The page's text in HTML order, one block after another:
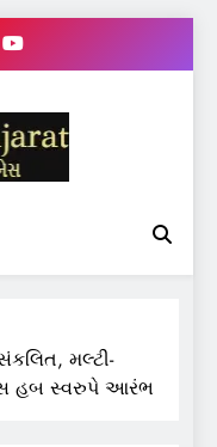
GUJARAT
મલ્ટી-
હબ સ્વરુપે આરંભ